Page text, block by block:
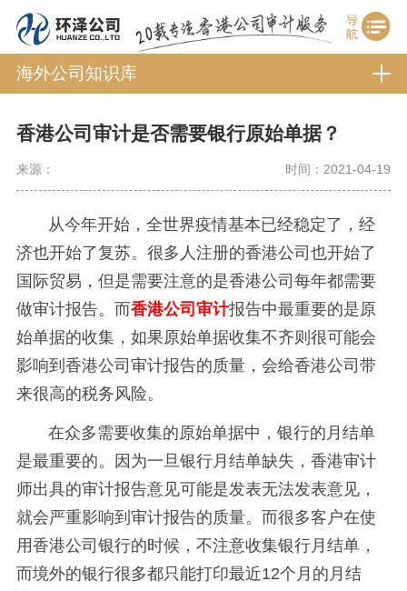
海外公司知识库
香港公司审计是否需要银行原始单据？
来源： 时间：2021-04-19
从今年开始，全世界疫情基本已经稳定了，经
济也开始了复苏。很多人注册的香港公司也开始了
国际贸易，但是需要注意的是香港公司每年都需要
做审计报告。而香港公司审计报告中最重要的是原
始单据的收集，如果原始单据收集不齐则很可能会
影响到香港公司审计报告的质量，会给香港公司带
来很高的税务风险。
在众多需要收集的原始单据中，银行的月结单
是最重要的。因为一旦银行月结单缺失，香港审计
师出具的审计报告意见可能是发表无法发表意见，
就会严重影响到审计报告的质量。而很多客户在使
用香港公司银行的时候，不注意收集银行月结单，
而境外的银行很多都只能打印最近12个月的月结